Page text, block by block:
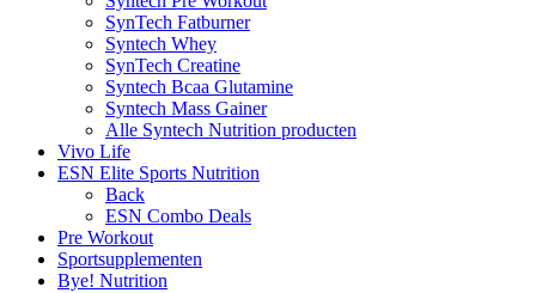
SynTech Fatburner
Syntech Whey
SynTech Creatine
Syntech Bcaa Glutamine
Syntech Mass Gainer
Alle Syntech Nutrition producten
Vivo Life
ESN Elite Sports Nutrition
Back
ESN Combo Deals
Pre Workout
Sportsupplementen
Bye! Nutrition